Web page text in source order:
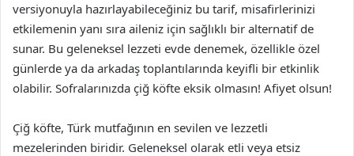
versiyonuyla hazırlayabileceğiniz bu tarif, misafirlerinizi
etkilemenin yanı sıra aileniz için sağlıklı bir alternatif de
sunar. Bu geleneksel lezzeti evde denemek, özellikle özel
günlerde ya da arkadaş toplantılarında keyifli bir etkinlik
olabilir. Sofralarınızda çiğ köfte eksik olmasın! Afiyet olsun!
Çiğ köfte, Türk mutfağının en sevilen ve lezzetli
mezelerinden biridir. Geleneksel olarak etli veya etsiz